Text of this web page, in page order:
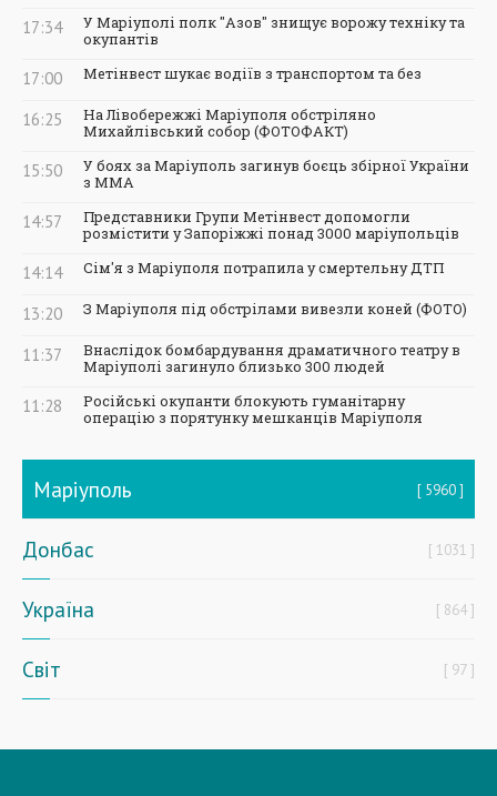
17:34
У Маріуполі полк "Азов" знищує ворожу техніку та
окупантів
17:00 Метінвест шукає водіїв з транспортом та без
16:25
На Лівобережжі Маріуполя обстріляно
Михайлівський собор (ФОТОФАКТ)
15:50
У боях за Маріуполь загинув боєць збірної України
з ММА
14:57
Представники Групи Метінвест допомогли
розмістити у Запоріжжі понад 3000 маріупольців
14:14 Сім'я з Маріуполя потрапила у смертельну ДТП
13:20 З Маріуполя під обстрілами вивезли коней (ФОТО)
11:37
Внаслідок бомбардування драматичного театру в
Маріуполі загинуло близько 300 людей
11:28
Російські окупанти блокують гуманітарну
операцію з порятунку мешканців Маріуполя
Маріуполь 5960
Донбас 1031
Україна 864
Світ 97